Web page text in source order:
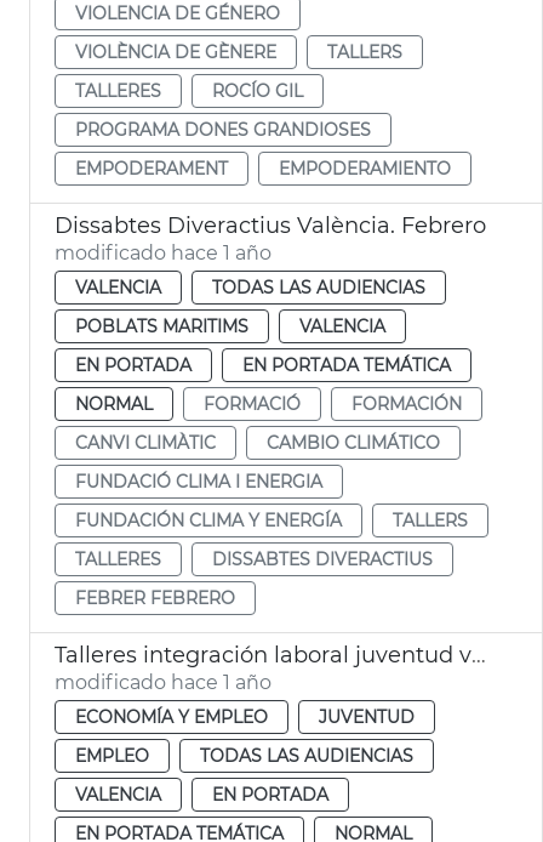
VIOLENCIA DE GÉNERO
VIOLÈNCIA DE GÈNERE
TALLERS
TALLERES
ROCÍO GIL
PROGRAMA DONES GRANDIOSES
EMPODERAMENT
EMPODERAMIENTO
Dissabtes Diveractius València. Febrero
modificado hace 1 año
VALENCIA
TODAS LAS AUDIENCIAS
POBLATS MARITIMS
VALENCIA
EN PORTADA
EN PORTADA TEMÁTICA
NORMAL
FORMACIÓ
FORMACIÓN
CANVI CLIMÀTIC
CAMBIO CLIMÁTICO
FUNDACIÓ CLIMA I ENERGIA
FUNDACIÓN CLIMA Y ENERGÍA
TALLERS
TALLERES
DISSABTES DIVERACTIUS
FEBRER FEBRERO
Talleres integración laboral juventud valencia
modificado hace 1 año
ECONOMÍA Y EMPLEO
JUVENTUD
EMPLEO
TODAS LAS AUDIENCIAS
VALENCIA
EN PORTADA
EN PORTADA TEMÁTICA
NORMAL